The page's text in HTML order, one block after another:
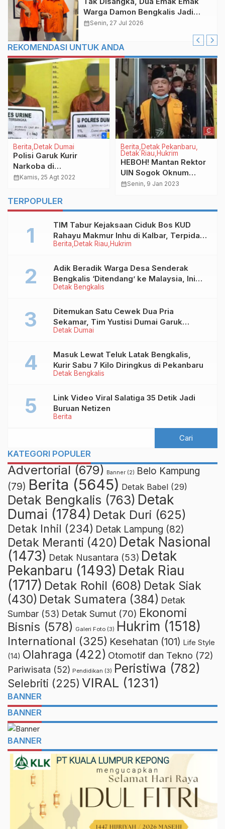
Warga Damon Bengkalis Jadi
Pengedar Sabu
calendar_monthSenin, 27 Jul 2026
REKOMENDASI UNTUK ANDA
Berita Detak Dumai
Polisi Garuk Kurir
Narkoba di
Tanjungpalas Dumai,
Sabu
calendar_monthKamis, 25 Agt 2022
Berita Detak Pekanbaru
Detak Riau Hukrim
HEBOH! Mantan Rektor
UIN Sogok Oknum
Jaksa Rp173 Juta, Kajati
calendar_monthSenin, 9 Jan 2023
TERPOPULER
Berita Detak Riau Hukrim
TIM Tabur Kejaksaan Ciduk Bos KUD
Rahayu Makmur Inhu di Kalbar, Terpidana
Kredit Fiktif Rp2,8 M
Detak Bengkalis
Adik Beradik Warga Desa Senderak
Bengkalis ‘Ditendang’ ke Malaysia, Ini
Sebabnya!
Detak Dumai
Ditemukan Satu Cewek Dua Pria
Sekamar, Tim Yustisi Dumai Garuk
Puluhan Pasangan Mesum
Detak Bengkalis
Masuk Lewat Teluk Latak Bengkalis,
Kurir Sabu 7 Kilo Diringkus di Pekanbaru
Berita
Link Video Viral Salatiga 35 Detik Jadi
Buruan Netizen
KATEGORI POPULER
Advertorial (679) Banner (2) Belo Kampung
(79) Berita (5645) Detak Babel (29)
Detak Bengkalis (763) Detak
Dumai (1784) Detak Duri (625)
Detak Inhil (234) Detak Lampung (82)
Detak Meranti (420) Detak Nasional
(1473) Detak Nusantara (53) Detak
Pekanbaru (1493) Detak Riau
(1717) Detak Rohil (608) Detak Siak
(430) Detak Sumatera (384) Detak
Sumbar (53) Detak Sumut (70) Ekonomi
Bisnis (578) Galeri Foto (3) Hukrim (1518)
International (325) Kesehatan (101) Life Style
(14) Olahraga (422) Otomotif dan Tekno (72)
Pariwisata (52) Pendidikan (3) Peristiwa (782)
Selebriti (225) VIRAL (1231)
BANNER
BANNER
BANNER